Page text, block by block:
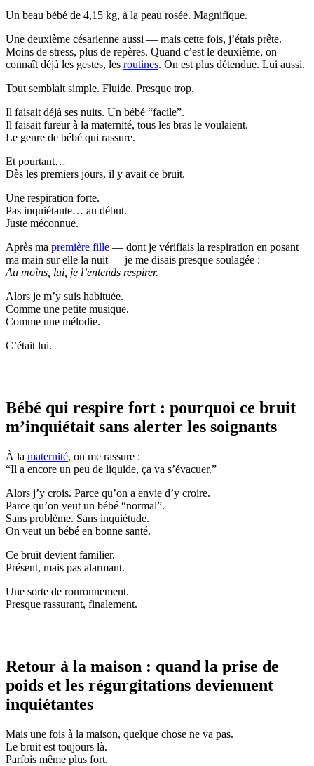
Un beau bébé de 4,15 kg, à la peau rosée. Magnifique.
Une deuxième césarienne aussi — mais cette fois, j’étais prête.
Moins de stress, plus de repères. Quand c’est le deuxième, on
connaît déjà les gestes, les routines. On est plus détendue. Lui aussi.
Tout semblait simple. Fluide. Presque trop.
Il faisait déjà ses nuits. Un bébé “facile”.
Il faisait fureur à la maternité, tous les bras le voulaient.
Le genre de bébé qui rassure.
Et pourtant…
Dès les premiers jours, il y avait ce bruit.
Une respiration forte.
Pas inquiétante… au début.
Juste méconnue.
Après ma première fille — dont je vérifiais la respiration en posant
ma main sur elle la nuit — je me disais presque soulagée :
Au moins, lui, je l’entends respirer.
Alors je m’y suis habituée.
Comme une petite musique.
Comme une mélodie.
C’était lui.
Bébé qui respire fort : pourquoi ce bruit
m’inquiétait sans alerter les soignants
À la maternité, on me rassure :
“Il a encore un peu de liquide, ça va s’évacuer.”
Alors j’y crois. Parce qu’on a envie d’y croire.
Parce qu’on veut un bébé “normal”.
Sans problème. Sans inquiétude.
On veut un bébé en bonne santé.
Ce bruit devient familier.
Présent, mais pas alarmant.
Une sorte de ronronnement.
Presque rassurant, finalement.
Retour à la maison : quand la prise de
poids et les régurgitations deviennent
inquiétantes
Mais une fois à la maison, quelque chose ne va pas.
Le bruit est toujours là.
Parfois même plus fort.